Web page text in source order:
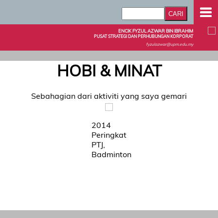
ENCIK FYZUL AZWAR BIN IBRAHIM
PUSAT STRATEGI DAN PERHUBUNGAN KORPORAT
fyzulazwar@upm.edu.my
HOBI & MINAT
Sebahagian dari aktiviti yang saya gemari
2014
Peringkat
PTJ,
Badminton